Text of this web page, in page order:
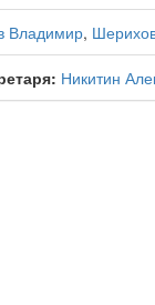
Владимир,
Никитин